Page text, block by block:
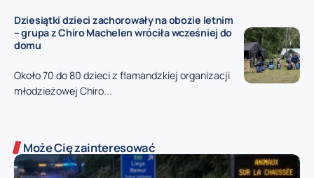
Dziesiątki dzieci zachorowały na obozie letnim
– grupa z Chiro Machelen wróciła wcześniej do
domu
Około 70 do 80 dzieci z flamandzkiej organizacji
młodzieżowej Chiro...
Może Cię zainteresować